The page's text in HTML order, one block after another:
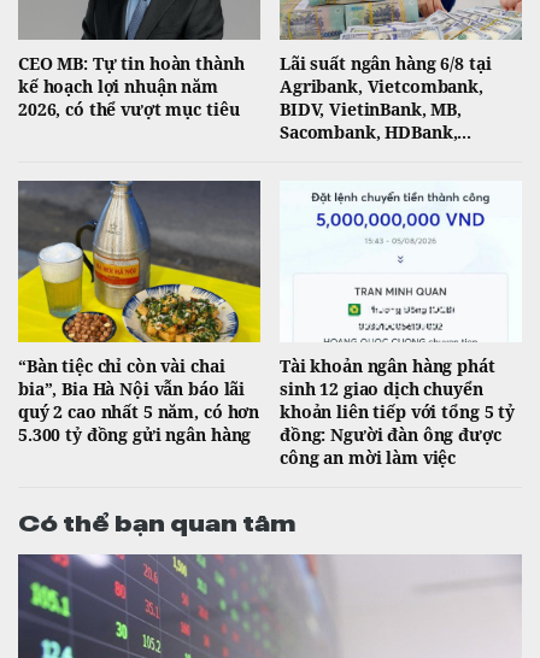
CEO MB: Tự tin hoàn thành
kế hoạch lợi nhuận năm
2026, có thể vượt mục tiêu
Lãi suất ngân hàng 6/8 tại
Agribank, Vietcombank,
BIDV, VietinBank, MB,
Sacombank, HDBank,...
“Bàn tiệc chỉ còn vài chai
bia”, Bia Hà Nội vẫn báo lãi
quý 2 cao nhất 5 năm, có hơn
5.300 tỷ đồng gửi ngân hàng
Tài khoản ngân hàng phát
sinh 12 giao dịch chuyển
khoản liên tiếp với tổng 5 tỷ
đồng: Người đàn ông được
công an mời làm việc
Có thể bạn quan tâm